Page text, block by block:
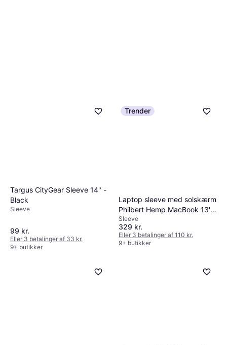
Targus CityGear Sleeve 14" -
Black
Sleeve
99 kr.
Eller 3 betalinger af 33 kr.
9+ butikker
Trender
Laptop sleeve med solskærm
Philbert Hemp MacBook 13''
sort
Sleeve
329 kr.
Eller 3 betalinger af 110 kr.
9+ butikker